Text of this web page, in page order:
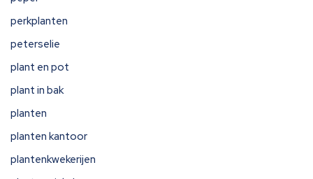
perkplanten
peterselie
plant en pot
plant in bak
planten
planten kantoor
plantenkwekerijen